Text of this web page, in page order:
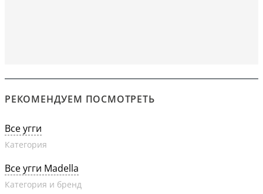
РЕКОМЕНДУЕМ ПОСМОТРЕТЬ
Все угги
Категория
Все угги Madella
Категория и бренд